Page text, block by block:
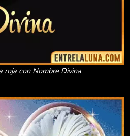
roja con Nombre Divina